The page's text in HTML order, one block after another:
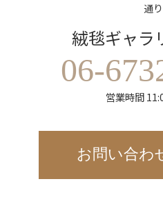
通
絨毯ギャラ
06-
営業時間
お問い合わ